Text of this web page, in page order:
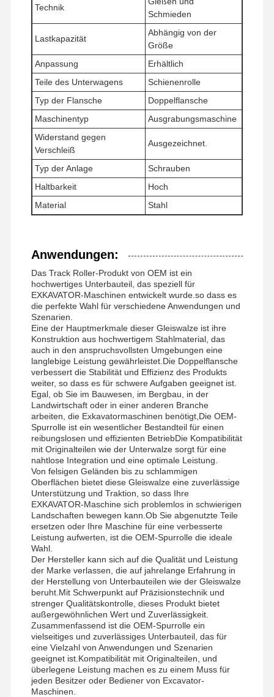
Über Uns
Qualitätskont
Rolle
Alle Fälle Referenzen
Teile des Unterwagens
Schienenrolle
Trägerrolle
Schienenkette
Spuren-Schuhpolster
Bahnregler
Spurbolzen
Einbaugruppe
Ausbaubäume
Eimerzähne
Dozer Schneidkante
Baggerarm
Drücken Sie auf die Spurspinne
Herumdrehenlager
Technik
Schmieden
Lastkapazität
Abhängig von der
Größe
Anpassung
Erhältlich
Teile des Unterwagens
Schienenrolle
Typ der Flansche
Doppelflansche
Maschinentyp
Ausgrabungsmaschine
Widerstand gegen
Verschleiß
Ausgezeichnet.
Typ der Anlage
Schrauben
Haltbarkeit
Hoch
Material
Stahl
Anwendungen:
Das Track Roller-Produkt von OEM ist ein
hochwertiges Unterbauteil, das speziell für
EXKAVATOR-Maschinen entwickelt wurde.so dass es
die perfekte Wahl für verschiedene Anwendungen und
Szenarien.
Eine der Hauptmerkmale dieser Gleiswalze ist ihre
Konstruktion aus hochwertigem Stahlmaterial, das
auch in den anspruchsvollsten Umgebungen eine
langlebige Leistung gewährleistet.Die Doppelflansche
verbessert die Stabilität und Effizienz des Produkts
weiter, so dass es für schwere Aufgaben geeignet ist.
Egal, ob Sie im Bauwesen, im Bergbau, in der
Landwirtschaft oder in einer anderen Branche
arbeiten, die Exkavatormaschinen benötigt,Die OEM-
Spurrolle ist ein wesentlicher Bestandteil für einen
reibungslosen und effizienten BetriebDie Kompatibilität
mit Originalteilen wie der Unterwalze sorgt für eine
nahtlose Integration und eine optimale Leistung.
Von felsigen Geländen bis zu schlammigen
Oberflächen bietet diese Gleiswalze eine zuverlässige
Unterstützung und Traktion, so dass Ihre
EXKAVATOR-Maschine sich problemlos in schwierigen
Landschaften bewegen kann.Ob Sie abgenutzte Teile
ersetzen oder Ihre Maschine für eine verbesserte
Leistung aufwerten, ist die OEM-Spurrolle die ideale
Wahl.
Der Hersteller kann sich auf die Qualität und Leistung
der Marke verlassen, die auf jahrelange Erfahrung in
der Herstellung von Unterbauteilen wie der Gleiswalze
beruht.Mit Schwerpunkt auf Präzisionstechnik und
strenger Qualitätskontrolle, dieses Produkt bietet
außergewöhnlichen Wert und Zuverlässigkeit.
Zusammenfassend ist die OEM-Spurrolle ein
vielseitiges und zuverlässiges Unterbauteil, das für
eine Vielzahl von Anwendungen und Szenarien
geeignet ist.Kompatibilität mit Originalteilen, und
überlegene Leistung machen es zu einem Muss für
jeden Besitzer oder Bediener von Excavator-
Maschinen.